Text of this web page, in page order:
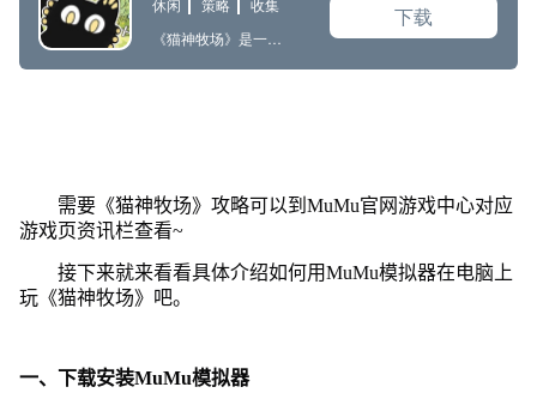
需要《猫神牧场》攻略可以到MuMu官网游戏中心对应
游戏页资讯栏查看~
接下来就来看看具体介绍如何用MuMu模拟器在电脑上
玩《猫神牧场》吧。
一、下载安装MuMu模拟器